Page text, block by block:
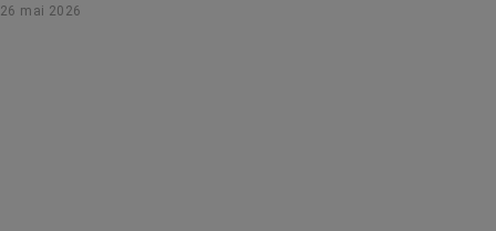
auprès d’une experte.
26 mai 2026